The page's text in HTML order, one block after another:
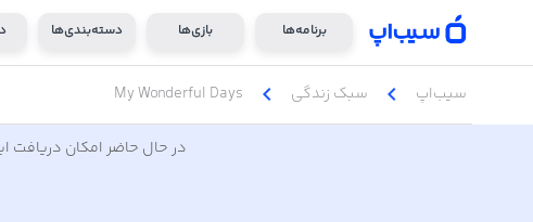
برنامه‌ها بازی‌ها دسته‌بندی‌ها
سیب‌اپ chevron_left سبک زندگی chevron_left
My Wonderful Days
در حال حاضر امکان دریافت